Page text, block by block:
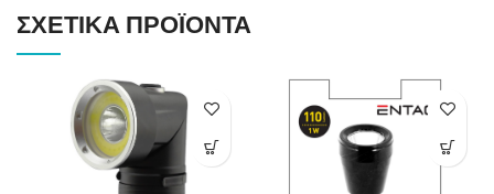
ΣΧΕΤΙΚΆ ΠΡΟΪΌΝΤΑ